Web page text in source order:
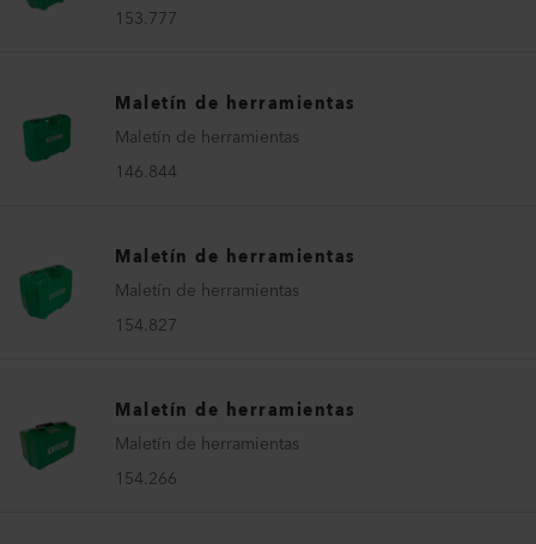
153.777
Maletín de herramientas
Maletín de herramientas
146.844
Maletín de herramientas
Maletín de herramientas
154.827
Maletín de herramientas
Maletín de herramientas
154.266